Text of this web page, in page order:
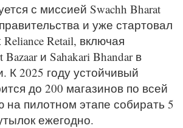
с миссией Swachh Bharat
и уже стартовал
Retail, включая
и Sahakari Bhandar в
К 2025 году устойчивый
до 200 магазинов по всей
на пилотном этапе собирать 5
ежегодно.